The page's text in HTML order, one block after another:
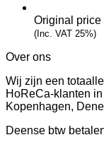
Original price
(Inc. VAT 25%)
Over ons
Wij zijn een
HoReCa-klanten
Kopenhagen,
Deense btw